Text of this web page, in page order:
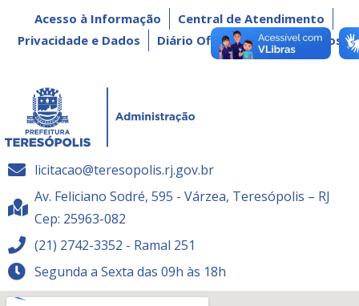
Acesso à Informação
Central de Atendimento
Privacidade e Dados
Diário Oficial Dados Abertos
licitacao@teresopolis.rj.gov.br
Av. Feliciano Sodré, 595 - Várzea, Teresópolis – RJ
Cep: 25963-082
(21) 2742-3352 - Ramal 251
Segunda a Sexta das 09h às 18h